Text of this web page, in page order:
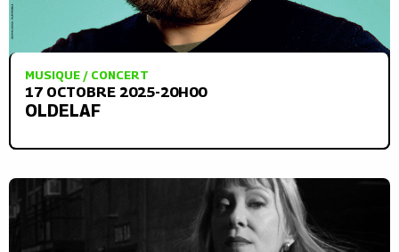
MUSIQUE / CONCERT
17 OCTOBRE 2025-20H00
OLDELAF